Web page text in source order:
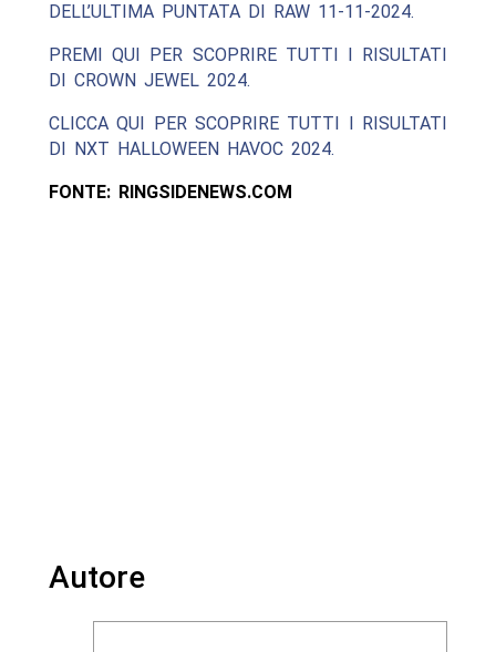
DELL’ULTIMA PUNTATA DI RAW 11-11-2024.
PREMI QUI PER SCOPRIRE TUTTI I RISULTATI
DI CROWN JEWEL 2024.
CLICCA QUI PER SCOPRIRE TUTTI I RISULTATI
DI NXT HALLOWEEN HAVOC 2024.
FONTE: RINGSIDENEWS.COM
Autore